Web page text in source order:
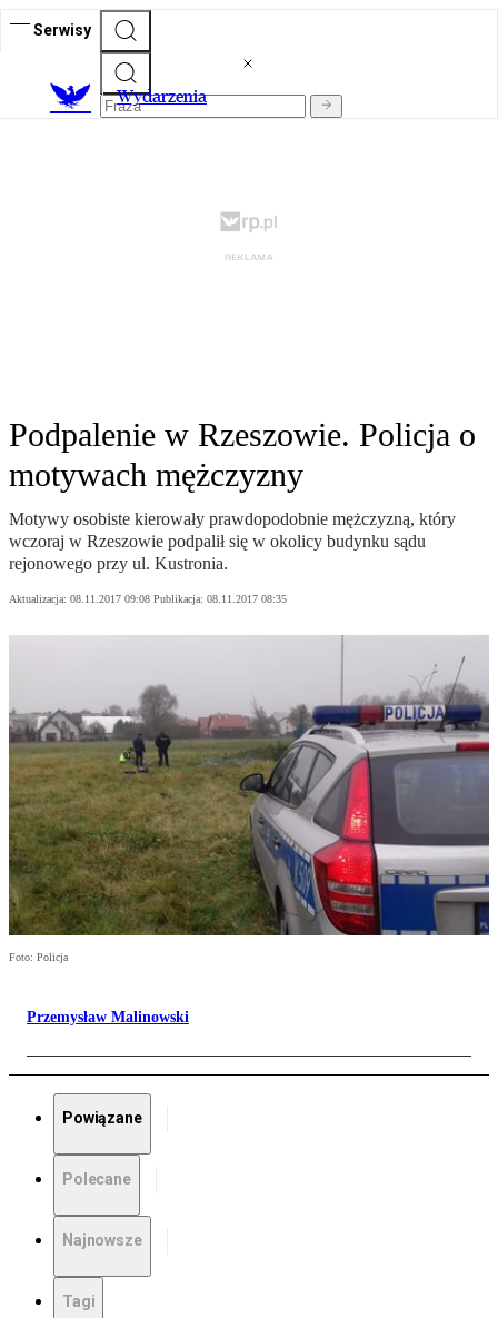
Serwisy
Wydarzenia
Podpalenie w Rzeszowie. Policja o
motywach mężczyzny
Motywy osobiste kierowały prawdopodobnie mężczyzną, który
wczoraj w Rzeszowie podpalił się w okolicy budynku sądu
rejonowego przy ul. Kustronia.
Aktualizacja: 08.11.2017 09:08 Publikacja: 08.11.2017 08:35
Foto: Policja
Przemysław Malinowski
Powiązane
Polecane
Najnowsze
Tagi